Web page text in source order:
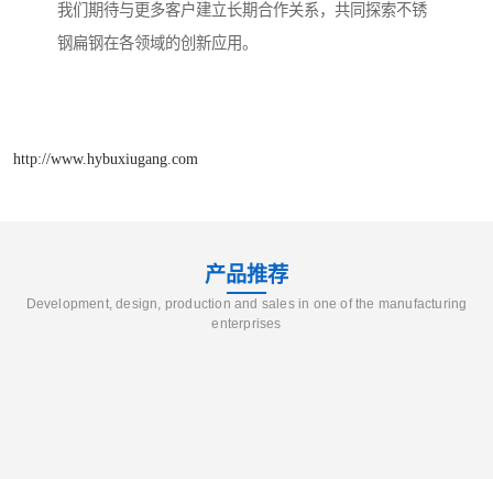
我们期待与更多客户建立长期合作关系，共同探索不锈
钢扁钢在各领域的创新应用。
http://www.hybuxiugang.com
产品推荐
Development, design, production and sales in one of the manufacturing
enterprises